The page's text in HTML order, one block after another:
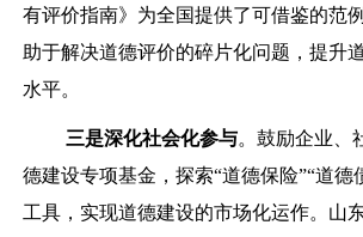
有评价指南》为全国提供了可借鉴的范
助于解决道德评价的碎片化问题，提升
水平。
三是深化社会化参与。鼓励企业、
德建设专项基金，探索“道德保险”“道德
工具，实现道德建设的市场化运作。山